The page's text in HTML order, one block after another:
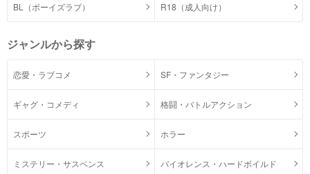
BL（ボーイズラブ） R18（成人向け）
ジャンルから探す
恋愛・ラブコメ SF・ファンタジー
ギャグ・コメディ 格闘・バトルアクション
スポーツ ホラー
ミステリー・サスペンス バイオレンス・ハードボイルド